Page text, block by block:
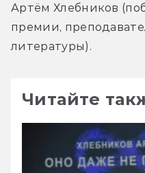
Артём Хлебников
премии,
литературы).
Читайте